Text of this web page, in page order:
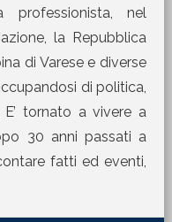
professionista, nel
la Repubblica
di Varese e diverse
di politica,
tornato a vivere a
30 anni passati a
fatti ed eventi,